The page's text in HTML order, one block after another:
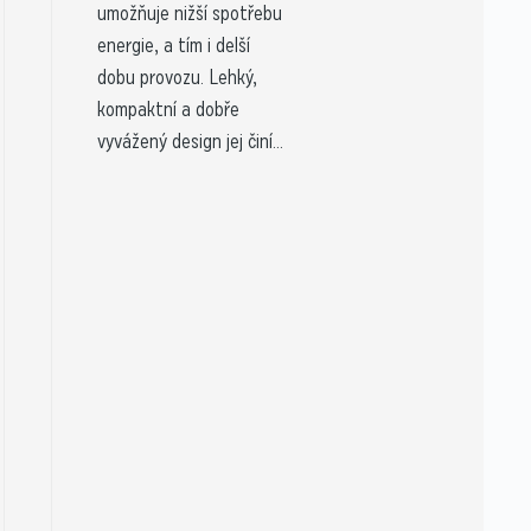
umožňuje nižší spotřebu
energie, a tím i delší
dobu provozu. Lehký,
kompaktní a dobře
vyvážený design jej činí...